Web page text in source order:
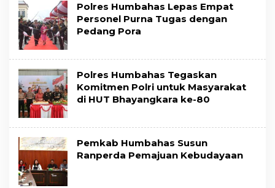
Polres Humbahas Lepas Empat
Personel Purna Tugas dengan
Pedang Pora
Polres Humbahas Tegaskan
Komitmen Polri untuk Masyarakat
di HUT Bhayangkara ke-80
Pemkab Humbahas Susun
Ranperda Pemajuan Kebudayaan